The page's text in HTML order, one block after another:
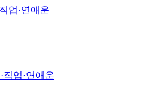
업·연애운
업·연애운